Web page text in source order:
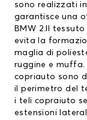
sono realizzati
garantisce una
BMW 2.Il
evita la
maglia di
ruggine e muffa.
copriauto sono
il perimetro del
i teli copraiuto
estensioni